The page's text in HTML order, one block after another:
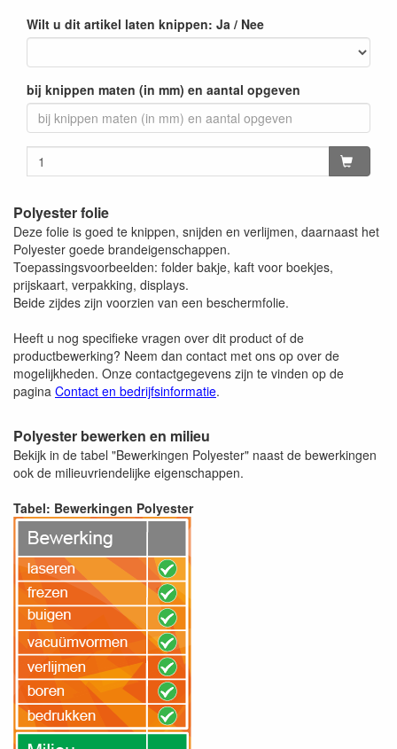
Wilt u dit artikel laten knippen: Ja / Nee
bij knippen maten (in mm) en aantal opgeven
Polyester folie
Deze folie is goed te knippen, snijden en verlijmen, daarnaast het
Polyester goede brandeigenschappen.
Toepassingsvoorbeelden: folder bakje, kaft voor boekjes,
prijskaart, verpakking, displays.
Beide zijdes zijn voorzien van een beschermfolie.
Heeft u nog specifieke vragen over dit product of de
productbewerking? Neem dan contact met ons op over de
mogelijkheden. Onze contactgegevens zijn te vinden op de
pagina Contact en bedrijfsinformatie.
Polyester bewerken en milieu
Bekijk in de tabel "Bewerkingen Polyester" naast de bewerkingen
ook de milieuvriendelijke eigenschappen.
Tabel: Bewerkingen Polyester